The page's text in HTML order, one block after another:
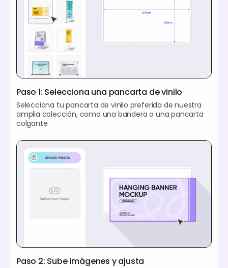
Paso 1: Selecciona una pancarta de vinilo
Selecciona tu pancarta de vinilo preferida de nuestra
amplia colección, como una bandera o una pancarta
colgante.
Paso 2: Sube imágenes y ajusta